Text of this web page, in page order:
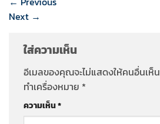
Next →
ใส่ความเห็น
อีเมลของคุณจะไม่แสดงให้คนอื่นเห็น
ทำเครื่องหมาย *
ความเห็น*